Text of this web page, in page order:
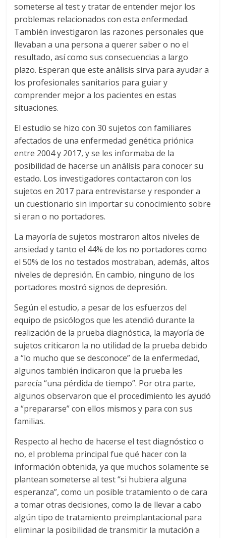
someterse al test y tratar de entender mejor los
problemas relacionados con esta enfermedad.
También investigaron las razones personales que
llevaban a una persona a querer saber o no el
resultado, así como sus consecuencias a largo
plazo. Esperan que este análisis sirva para ayudar a
los profesionales sanitarios para guiar y
comprender mejor a los pacientes en estas
situaciones.
El estudio se hizo con 30 sujetos con familiares
afectados de una enfermedad genética priónica
entre 2004 y 2017, y se les informaba de la
posibilidad de hacerse un análisis para conocer su
estado. Los investigadores contactaron con los
sujetos en 2017 para entrevistarse y responder a
un cuestionario sin importar su conocimiento sobre
si eran o no portadores.
La mayoría de sujetos mostraron altos niveles de
ansiedad y tanto el 44% de los no portadores como
el 50% de los no testados mostraban, además, altos
niveles de depresión. En cambio, ninguno de los
portadores mostró signos de depresión.
Según el estudio, a pesar de los esfuerzos del
equipo de psicólogos que les atendió durante la
realización de la prueba diagnóstica, la mayoría de
sujetos criticaron la no utilidad de la prueba debido
a “lo mucho que se desconoce” de la enfermedad,
algunos también indicaron que la prueba les
parecía “una pérdida de tiempo”. Por otra parte,
algunos observaron que el procedimiento les ayudó
a “prepararse” con ellos mismos y para con sus
familias.
Respecto al hecho de hacerse el test diagnóstico o
no, el problema principal fue qué hacer con la
información obtenida, ya que muchos solamente se
plantean someterse al test “si hubiera alguna
esperanza”, como un posible tratamiento o de cara
a tomar otras decisiones, como la de llevar a cabo
algún tipo de tratamiento preimplantacional para
eliminar la posibilidad de transmitir la mutación a